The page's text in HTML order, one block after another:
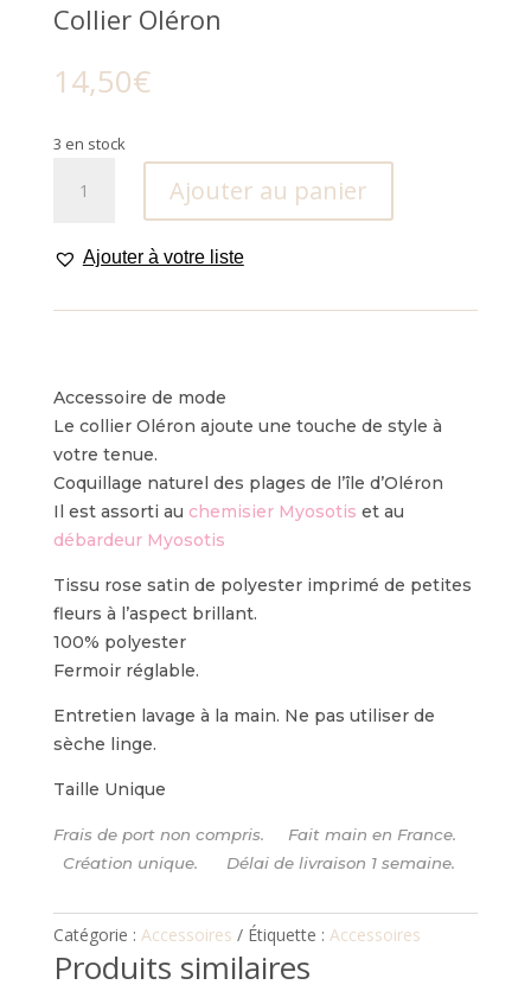
Collier Oléron
14,50€
3 en stock
Oléron
Ajouter au panier
Ajouter à votre liste
Accessoire de mode
Le collier Oléron ajoute une touche de style à
votre tenue.
Coquillage naturel des plages de l’île d’Oléron
Il est assorti au chemisier Myosotis et au
débardeur Myosotis
Tissu rose satin de polyester imprimé de petites
fleurs à l’aspect brillant.
100% polyester
Fermoir réglable.
Entretien lavage à la main. Ne pas utiliser de
sèche linge.
Taille Unique
Frais de port non compris. Fait main en France.
Création unique. Délai de livraison 1 semaine.
Catégorie : Accessoires Étiquette : Accessoires
Produits similaires